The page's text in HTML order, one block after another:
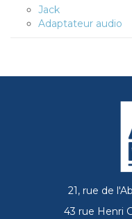
Jack
Adaptateur audio
21, rue de
43 rue Henri